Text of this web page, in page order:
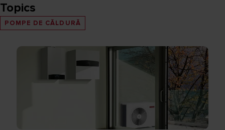
Topics
POMPE DE CĂLDURĂ